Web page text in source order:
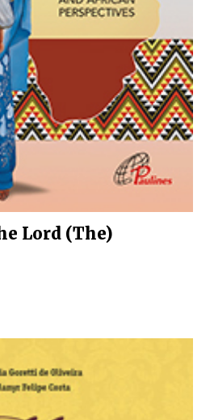
Lord (The)